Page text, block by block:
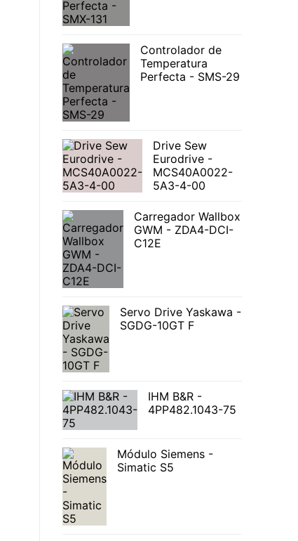
Controlador de
Temperatura
Perfecta - SMS-29
Drive Sew
Eurodrive -
MCS40A0022-
5A3-4-00
Carregador Wallbox
GWM - ZDA4-DCI-
C12E
Servo Drive Yaskawa -
SGDG-10GT F
IHM B&R -
4PP482.1043-75
Módulo Siemens -
Simatic S5